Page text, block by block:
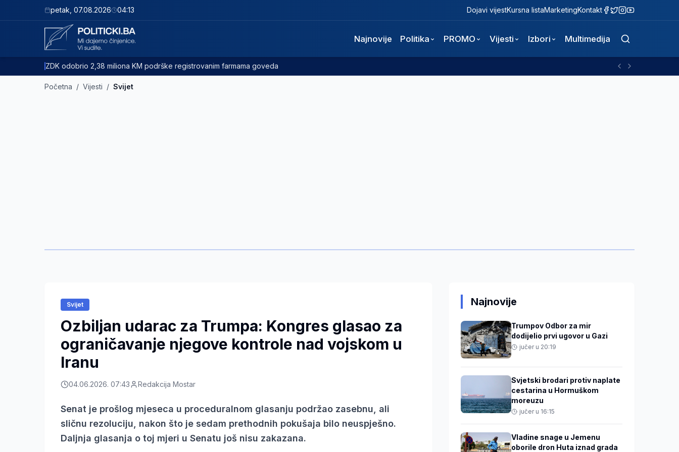
petak 07.08.2026 04:13 Dojavi vijestKursna listaMarketingKontakt
Najnovije Politika PROMO Vijesti Izbori Multimedija
ZDK odobrio 2,38 miliona KM podrške registrovanim farmama goveda
Početna / Vijesti / Svijet
Svijet
Ozbiljan udarac za Trumpa: Kongres glasao za
ograničavanje njegove kontrole nad vojskom u
Iranu
04.06.2026. 07:43 Redakcija Mostar
Senat je prošlog mjeseca u proceduralnom glasanju podržao zasebnu, ali
sličnu rezoluciju, nakon što je sedam prethodnih pokušaja bilo neuspješno.
Daljnja glasanja o toj mjeri u Senatu još nisu zakazana.
Najnovije
Trumpov Odbor za mir
dodijelio prvi ugovor u Gazi
jučer u 20:19
Svjetski brodari protiv naplate
cestarina u Hormuškom
moreuzu
jučer u 16:15
Vladine snage u Jemenu
oborile dron Huta iznad grada